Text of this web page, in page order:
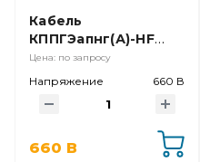
660 В
Кабель
КППГЭапнг(А)-HF
19х0,75
Цена: по запросу
Напряжение 660 В